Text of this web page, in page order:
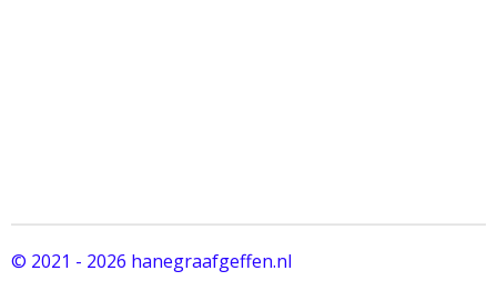
© 2021 - 2026 hanegraafgeffen.nl